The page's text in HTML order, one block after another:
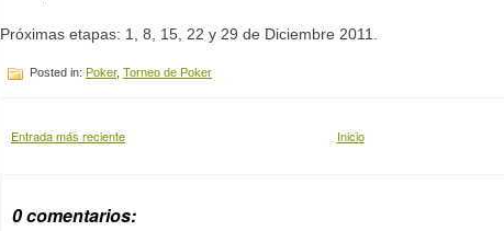
Próximas etapas: 1, 8, 15, 22 y 29 de Diciembre 2011.
Posted in: Poker, Torneo de Poker
Entrada más reciente Inicio
0 comentarios: